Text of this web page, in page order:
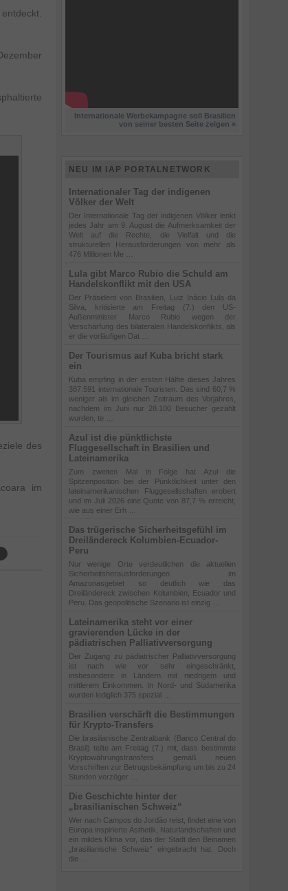
des
im
Internationale Werbekampagne soll Brasilien
von seiner besten Seite zeigen »
NEU IM IAP PORTALNETWORK
Internationaler Tag der indigenen
Völker der Welt
Der Internationale Tag der indigenen Völker lenkt
jedes Jahr am 9. August die Aufmerksamkeit der
Welt auf die Rechte, die Vielfalt und die
strukturellen Herausforderungen von mehr als
476 Millionen Me …
Lula gibt Marco Rubio die Schuld am
Handelskonflikt mit den USA
Der Präsident von Brasilien, Luiz Inácio Lula da
Silva, kritisierte am Freitag (7.) den US-
Außenminister Marco Rubio wegen der
Verschärfung des bilateralen Handelskonflikts, als
er die vorläufigen Dat …
Der Tourismus auf Kuba bricht stark
ein
Kuba empfing in der ersten Hälfte dieses Jahres
387.591 internationale Touristen. Das sind 60,7 %
weniger als im gleichen Zeitraum des Vorjahres,
nachdem im Juni nur 28.100 Besucher gezählt
wurden, te …
Azul ist die pünktlichste
Fluggesellschaft in Brasilien und
Lateinamerika
Zum zweiten Mal in Folge hat Azul die
Spitzenposition bei der Pünktlichkeit unter den
lateinamerikanischen Fluggesellschaften erobert
und im Juli 2026 eine Quote von 87,7 % erreicht,
wie aus einer Erh …
Das trügerische Sicherheitsgefühl im
Dreiländereck Kolumbien-Ecuador-
Peru
Nur wenige Orte verdeutlichen die aktuellen
Sicherheitsherausforderungen im
Amazonasgebiet so deutlich wie das
Dreiländereck zwischen Kolumbien, Ecuador und
Peru. Das geopolitische Szenario ist einzig …
Lateinamerika steht vor einer
gravierenden Lücke in der
pädiatrischen Palliativversorgung
Der Zugang zu pädiatrischer Palliativversorgung
ist nach wie vor sehr eingeschränkt,
insbesondere in Ländern mit niedrigem und
mittlerem Einkommen. In Nord- und Südamerika
wurden lediglich 375 spezial …
Brasilien verschärft die Bestimmungen
für Krypto-Transfers
Die brasilianische Zentralbank (Banco Central do
Brasil) teilte am Freitag (7.) mit, dass bestimmte
Kryptowährungstransfers gemäß neuen
Vorschriften zur Betrugsbekämpfung um bis zu 24
Stunden verzöger …
Die Geschichte hinter der
„brasilianischen Schweiz“
Wer nach Campos do Jordão reist, findet eine von
Europa inspirierte Ästhetik, Naturlandschaften und
ein mildes Klima vor, das der Stadt den Beinamen
„brasilianische Schweiz“ eingebracht hat. Doch
die …